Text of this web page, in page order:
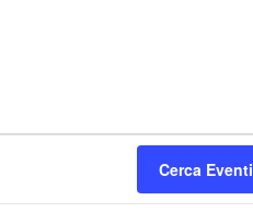
Cerca Eventi